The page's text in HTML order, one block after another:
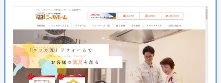
るだけで見積もりが完了するため、スタッフからの面
倒な営業がなく、また人件費削減によるコストカット
が可能となっています。もちろんトイレ自体も国内主
要メーカーのものは全て取り揃えられており、メーカ
ー正規品ですので品質の面でも安心して利用すること
ができます。
pleList.aspx?
保証・保険
あんしん３年保証（商品と工事のメンテ
ナンスが３年間無償）
許認可・資格
指定給水装置工事事業者
排水設備工事責任技術者
第二種電気工事士